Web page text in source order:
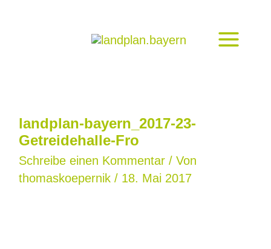
landplan-bayern_2017-23-
Getreidehalle-Fro
Schreibe einen Kommentar / Von
thomaskoepernik / 18. Mai 2017